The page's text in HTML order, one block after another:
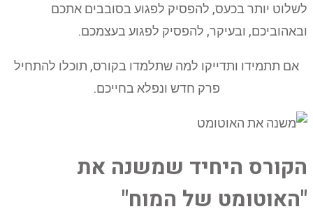
לשלוט יותר בכעס, להפסיק לפגוע בסובבים אתכם
ובאהוביכם, ובעיקר, להפסיק לפגוע בעצמכם.
אם תתמידו ותדייקו למה שתלמדו בקורס, תוכלו להתחיל
פרק חדש ונפלא בחייכם.
הקורס היחיד שמשנה את
"האוטומט של המוח"